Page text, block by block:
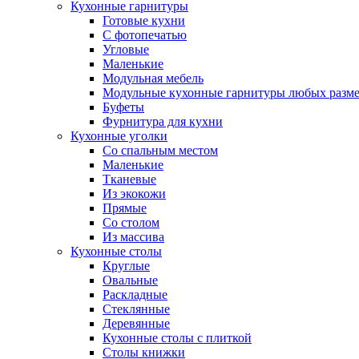
Кухонные гарнитуры
Готовые кухни
С фотопечатью
Угловые
Маленькие
Модульная мебель
Модульные кухонные гарнитуры любых
Буфеты
Фурнитура для кухни
Кухонные уголки
Со спальным местом
Маленькие
Тканевые
Из экокожи
Прямые
Со столом
Из массива
Кухонные столы
Круглые
Овальные
Раскладные
Стеклянные
Деревянные
Кухонные столы с плиткой
Столы книжки